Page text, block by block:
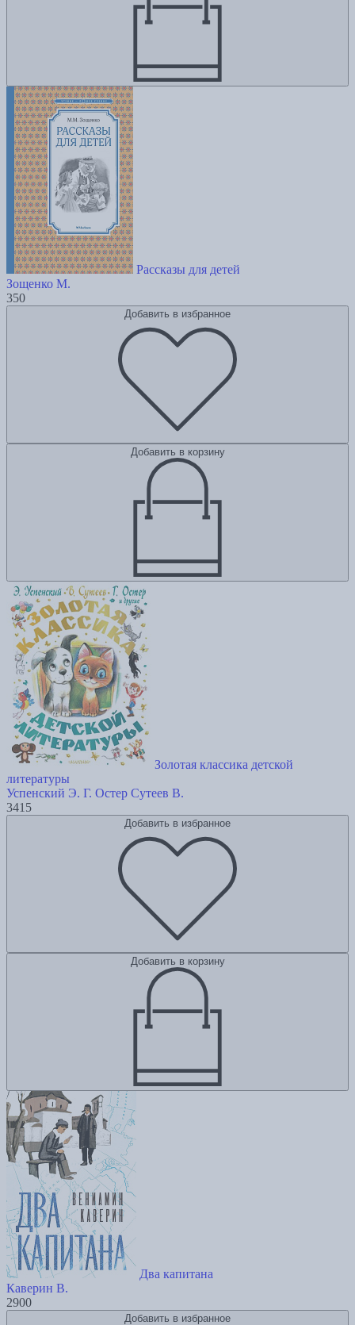
Рассказы для детей
Зощенко М.
350
Добавить в избранное
Добавить в корзину
Золотая классика детской
литературы
Успенский Э. Г. Остер Сутеев В.
3415
Добавить в избранное
Добавить в корзину
Два капитана
Каверин В.
2900
Добавить в избранное